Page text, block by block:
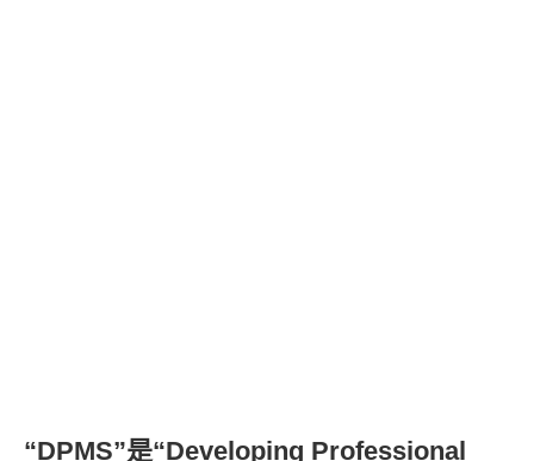
“DPMS”是“Developing Professional